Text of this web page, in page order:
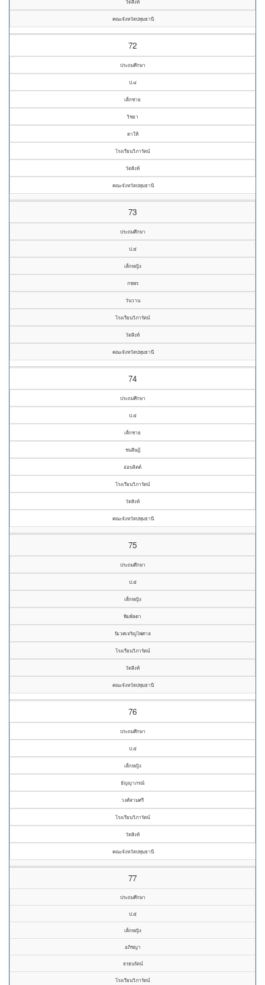
วัดสิงห์
คณะจังหวัดปทุมธานี
72
ประถมศึกษา
ป.๔
เด็กชาย
วิชยา
ดาให้
โรงเรียนวิภารัตน์
วัดสิงห์
คณะจังหวัดปทุมธานี
73
ประถมศึกษา
ป.๕
เด็กหญิง
กชพร
วันวาน
โรงเรียนวิภารัตน์
วัดสิงห์
คณะจังหวัดปทุมธานี
74
ประถมศึกษา
ป.๕
เด็กชาย
ชนสิษฎ์
อ่อนจิตต์
โรงเรียนวิภารัตน์
วัดสิงห์
คณะจังหวัดปทุมธานี
75
ประถมศึกษา
ป.๕
เด็กหญิง
พิมพ์ลดา
นิเวศเจริญไพศาล
โรงเรียนวิภารัตน์
วัดสิงห์
คณะจังหวัดปทุมธานี
76
ประถมศึกษา
ป.๕
เด็กหญิง
ธัญญาภรณ์
วงศ์สามศรี
โรงเรียนวิภารัตน์
วัดสิงห์
คณะจังหวัดปทุมธานี
77
ประถมศึกษา
ป.๕
เด็กหญิง
อภิชญา
ธรธนรัตน์
โรงเรียนวิภารัตน์